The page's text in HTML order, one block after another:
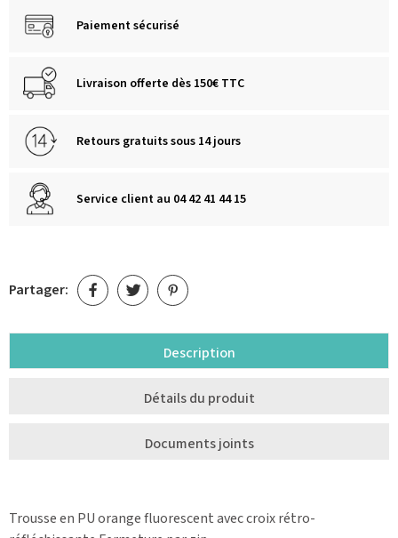
Paiement sécurisé
Livraison offerte dès 150€ TTC
Retours gratuits sous 14 jours
Service client au 04 42 41 44 15
Partager:
Description
Détails du produit
Documents joints
Trousse en PU orange fluorescent avec croix rétro-